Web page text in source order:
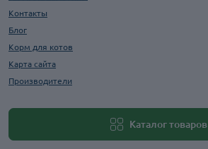
Контакты
Блог
Корм для котов
Карта сайта
Производители
Каталог товаров